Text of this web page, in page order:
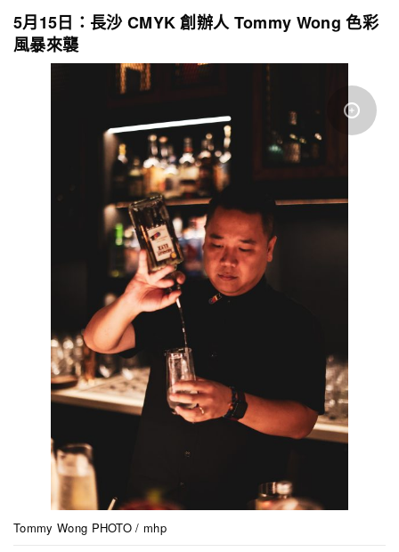
5月15日：長沙 CMYK 創辦人 Tommy Wong 色彩
風暴來襲
Tommy Wong PHOTO / mhp